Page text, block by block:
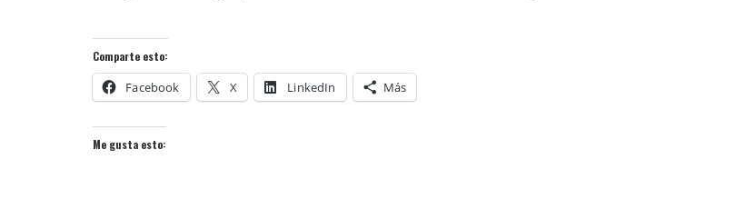
Comparte esto:
Facebook X LinkedIn Más
Me gusta esto: